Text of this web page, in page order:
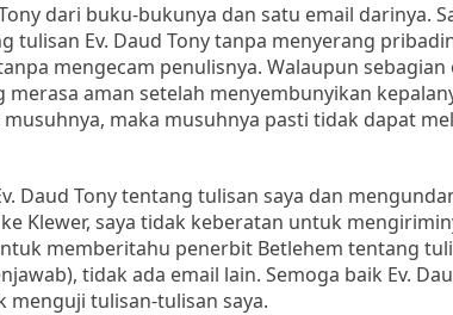
dari buku-bukunya dan satu email darinya.
tulisan Ev. Daud Tony tanpa menyerang
mengecam penulisnya. Walaupun
aman setelah menyembunyikan
maka musuhnya pasti tidak dapat
Daud Tony tentang tulisan saya dan
Klewer, saya tidak keberatan untuk
memberitahu penerbit Betlehem tentang
tidak ada email lain. Semoga baik Ev.
tulisan-tulisan saya.